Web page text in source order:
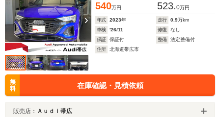
540万円 523.0万円
年式 2023年 走行 0.9万km
車検
'26/11 修復
なし
保証
保証付 整備
法定整備付
住所
北海道帯広市
無
料
在庫確認・見積依頼
販売店： Ａｕｄｉ帯広